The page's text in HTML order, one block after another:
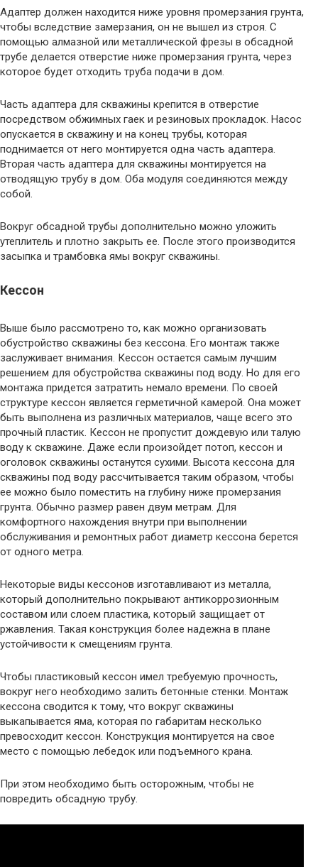
Адаптер должен находится ниже уровня промерзания грунта,
чтобы вследствие замерзания, он не вышел из строя. С
помощью алмазной или металлической фрезы в обсадной
трубе делается отверстие ниже промерзания грунта, через
которое будет отходить труба подачи в дом.
Часть адаптера для скважины крепится в отверстие
посредством обжимных гаек и резиновых прокладок. Насос
опускается в скважину и на конец трубы, которая
поднимается от него монтируется одна часть адаптера.
Вторая часть адаптера для скважины монтируется на
отводящую трубу в дом. Оба модуля соединяются между
собой.
Вокруг обсадной трубы дополнительно можно уложить
утеплитель и плотно закрыть ее. После этого производится
засыпка и трамбовка ямы вокруг скважины.
Кессон
Выше было рассмотрено то, как можно организовать
обустройство скважины без кессона. Его монтаж также
заслуживает внимания. Кессон остается самым лучшим
решением для обустройства скважины под воду. Но для его
монтажа придется затратить немало времени. По своей
структуре кессон является герметичной камерой. Она может
быть выполнена из различных материалов, чаще всего это
прочный пластик. Кессон не пропустит дождевую или талую
воду к скважине. Даже если произойдет потоп, кессон и
оголовок скважины останутся сухими. Высота кессона для
скважины под воду рассчитывается таким образом, чтобы
ее можно было поместить на глубину ниже промерзания
грунта. Обычно размер равен двум метрам. Для
комфортного нахождения внутри при выполнении
обслуживания и ремонтных работ диаметр кессона берется
от одного метра.
Некоторые виды кессонов изготавливают из металла,
который дополнительно покрывают антикоррозионным
составом или слоем пластика, который защищает от
ржавления. Такая конструкция более надежна в плане
устойчивости к смещениям грунта.
Чтобы пластиковый кессон имел требуемую прочность,
вокруг него необходимо залить бетонные стенки. Монтаж
кессона сводится к тому, что вокруг скважины
выкапывается яма, которая по габаритам несколько
превосходит кессон. Конструкция монтируется на свое
место с помощью лебедок или подъемного крана.
При этом необходимо быть осторожным, чтобы не
повредить обсадную трубу.